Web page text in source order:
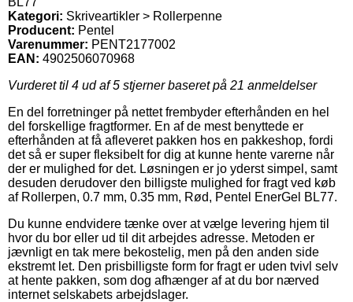
Kategori: Skriveartikler > Rollerpenne
Producent: Pentel
Varenummer: PENT2177002
EAN: 4902506070968
Vurderet til 4 ud af 5 stjerner baseret på 21 anmeldelser
En del forretninger på nettet frembyder efterhånden en hel
del forskellige fragtformer. En af de mest benyttede er
efterhånden at få afleveret pakken hos en pakkeshop, fordi
det så er super fleksibelt for dig at kunne hente varerne når
der er mulighed for det. Løsningen er jo yderst simpel, samt
desuden derudover den billigste mulighed for fragt ved køb
af Rollerpen, 0.7 mm, 0.35 mm, Rød, Pentel EnerGel BL77.
Du kunne endvidere tænke over at vælge levering hjem til
hvor du bor eller ud til dit arbejdes adresse. Metoden er
jævnligt en tak mere bekostelig, men på den anden side
ekstremt let. Den prisbilligste form for fragt er uden tvivl selv
at hente pakken, som dog afhænger af at du bor nærved
internet selskabets arbejdslager.